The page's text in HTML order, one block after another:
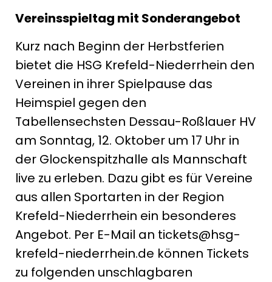
Vereinsspieltag mit Sonderangebot
Kurz nach Beginn der Herbstferien
bietet die HSG Krefeld-Niederrhein den
Vereinen in ihrer Spielpause das
Heimspiel gegen den
Tabellensechsten Dessau-Roßlauer HV
am Sonntag, 12. Oktober um 17 Uhr in
der Glockenspitzhalle als Mannschaft
live zu erleben. Dazu gibt es für Vereine
aus allen Sportarten in der Region
Krefeld-Niederrhein ein besonderes
Angebot. Per E-Mail an tickets@hsg-
krefeld-niederrhein.de können Tickets
zu folgenden unschlagbaren